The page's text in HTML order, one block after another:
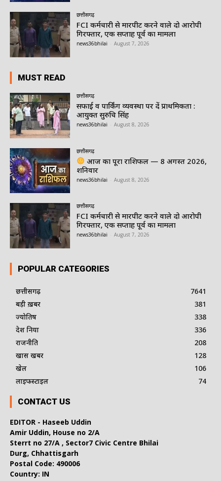
छत्तीसगढ़
FCI कर्मचारी से मारपीट करने वाले दो आरोपी
गिरफ्तार, एक सप्ताह पूर्व का मामला
news36bhilai August 7, 2026
MUST READ
छत्तीसगढ़
सफाई व पार्किंग व्यवस्था पर दें प्राथमिकता :
आयुक्त सुरुचि सिंह
news36bhilai August 8, 2026
छत्तीसगढ़
आज का पूरा राशिफल — 8 अगस्त 2026,
शनिवार
news36bhilai August 8, 2026
छत्तीसगढ़
FCI कर्मचारी से मारपीट करने वाले दो आरोपी
गिरफ्तार, एक सप्ताह पूर्व का मामला
news36bhilai August 7, 2026
POPULAR CATEGORIES
छत्तीसगढ़
7641
बड़ी ख़बर
381
ज्योतिष
338
देश दुनिया
336
राजनीति
208
खास खबर
128
खेल
106
लाइफस्टाइल
74
CONTACT US
EDITOR - Haseeb Uddin
Amir Uddin, House no 2/A
Sterrt no 27/A , Sector7 Civic Centre Bhilai
Durg, Chhattisgarh
Postal Code: 490006
Country: IN